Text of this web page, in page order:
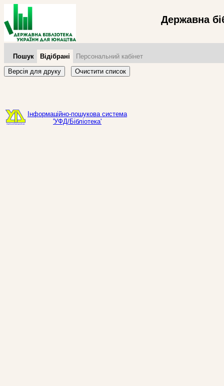
Державна
Пошук Відібрані
Персональний кабінет
Версія для друку
Очистити список
Інформаційно-пошукова система
'УФД/Бібліотека'